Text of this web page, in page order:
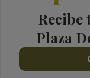
Recibe
Plaza